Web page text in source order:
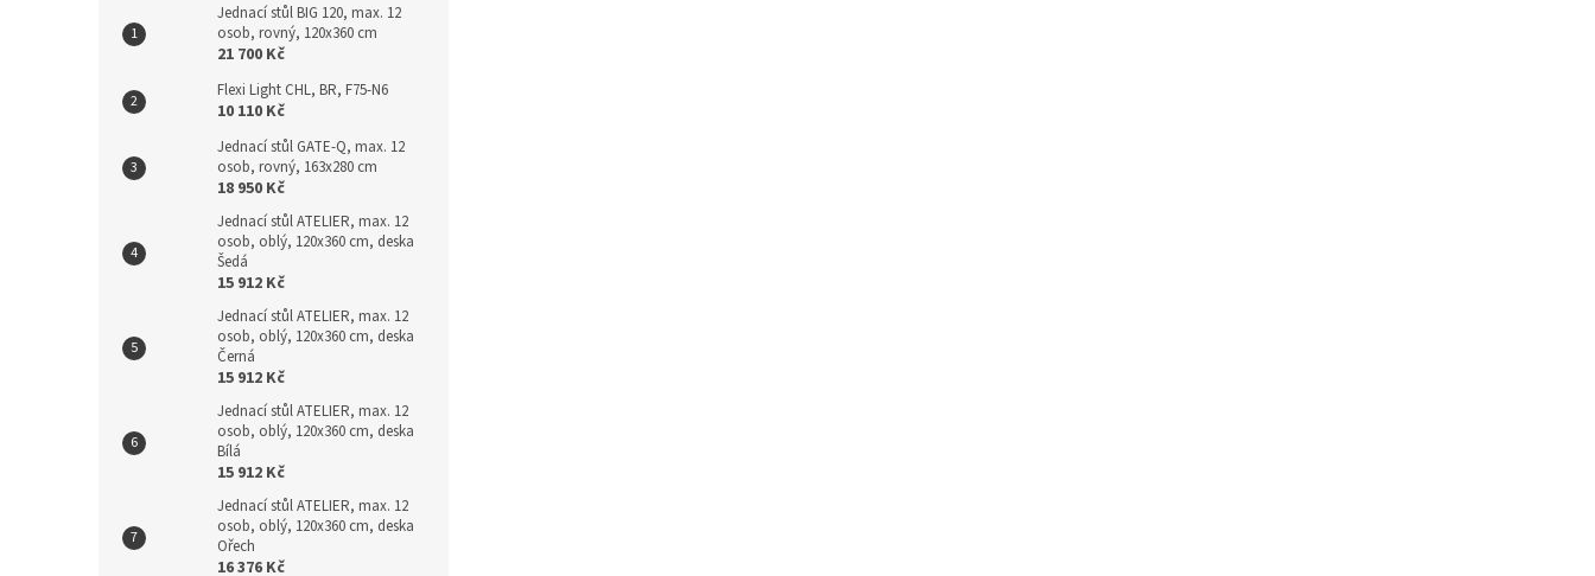
Jednací stůl BIG 120, max. 12
osob, rovný, 120x360 cm
21 700 Kč
Flexi Light CHL, BR, F75-N6
10 110 Kč
Jednací stůl GATE-Q, max. 12
osob, rovný, 163x280 cm
18 950 Kč
Jednací stůl ATELIER, max. 12
osob, oblý, 120x360 cm, deska
Šedá
15 912 Kč
Jednací stůl ATELIER, max. 12
osob, oblý, 120x360 cm, deska
Černá
15 912 Kč
Jednací stůl ATELIER, max. 12
osob, oblý, 120x360 cm, deska
Bílá
15 912 Kč
Jednací stůl ATELIER, max. 12
osob, oblý, 120x360 cm, deska
Ořech
16 376 Kč